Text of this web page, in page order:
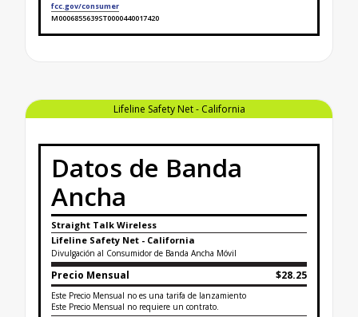
fcc.gov/consumer
M0006855639ST0000440017420
Finaliza la etiqueta de datos sobre banda ancha
Lifeline Safety Net - California
Datos de Banda
Ancha
Straight Talk Wireless
Lifeline Safety Net - California
Divulgación al Consumidor de Banda Ancha Móvil
Precio Mensual $28.25
Este Precio Mensual no es una tarifa de lanzamiento
Este Precio Mensual no requiere un contrato.